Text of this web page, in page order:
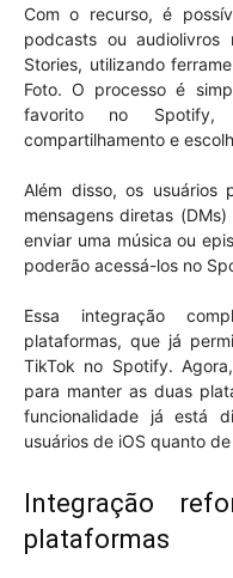
Com o recurso, é
podcasts ou
Stories, utilizando
Foto. O processo é
favorito no
compartilhamento e
Além disso, os usuários
mensagens diretas
enviar uma música ou
poderão acessá-los no
Essa integração
plataformas, que já
TikTok no Spotify.
para manter as duas
funcionalidade já está
usuários de iOS quanto
Integração
plataformas